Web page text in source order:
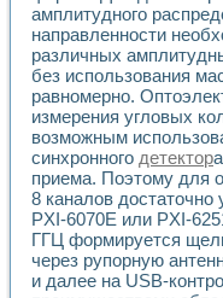
амплитудного
направленности
различных
без использования
равномерно.
измерения угловых
возможным
синхронного детектор
приема. Поэтому для
8 каналов
PXI-6070E или PXI-
ГГЦ формируется
через рупорную
и далее на USB-